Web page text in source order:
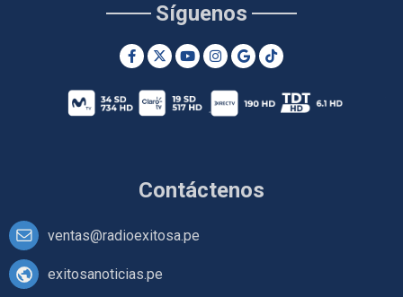
Contáctenos
ventas@radioexitosa.pe
exitosanoticias.pe
Síguenos